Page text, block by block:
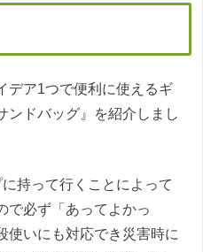
デア1つで便利に使えるギ
ンドバッグ』を紹介しまし
持って行くことによって
で必ず「あってよかっ
使いにも対応でき災害時に